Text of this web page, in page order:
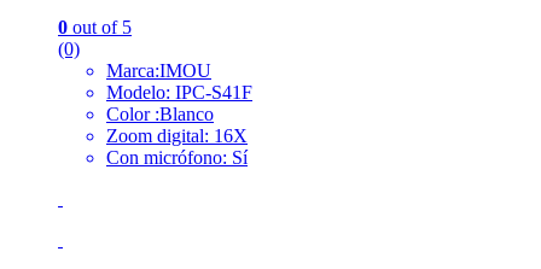
0 out of 5
(0)
Marca:IMOU
Modelo: IPC-S41F
Color :Blanco
Zoom digital: 16X
Con micrófono: Sí